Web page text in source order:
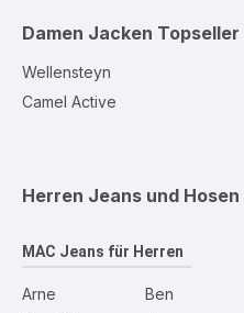
Damen Jacken Topseller
Wellensteyn
Camel Active
Herren Jeans und Hosen
MAC Jeans für Herren
Arne
Ben